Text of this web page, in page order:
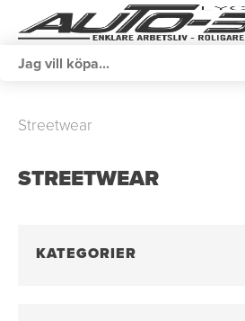
Streetwear
STREETWEAR
KATEGORIER